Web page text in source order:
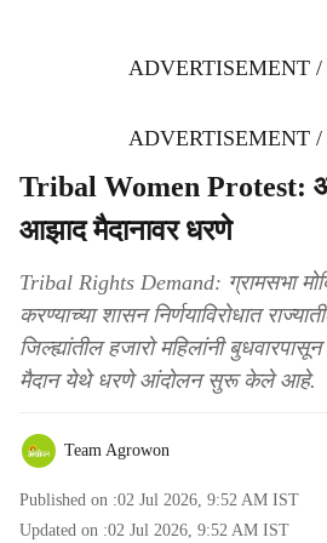
ADVERTISEMENT
ADVERTISEMENT
Tribal Women Protest:
आझाद मैदानावर धरणे
Tribal Rights Demand: ग्रामसभा
करण्याच्या शासन निर्णयाविरोधात
जिल्ह्यांतील हजारो महिलांनी
मैदान येथे धरणे आंदोलन सुरू केले आहे.
Team Agrowon
Published on :02 Jul 2026, 9:52 AM IST
Updated on :02 Jul 2026, 9:52 AM IST